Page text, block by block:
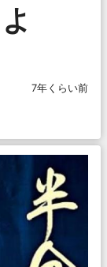
7年くらい前